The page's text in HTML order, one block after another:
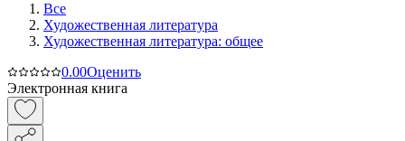
Все
Художественная литература
Художественная литература: общее
0.00Оценить
Электронная книга